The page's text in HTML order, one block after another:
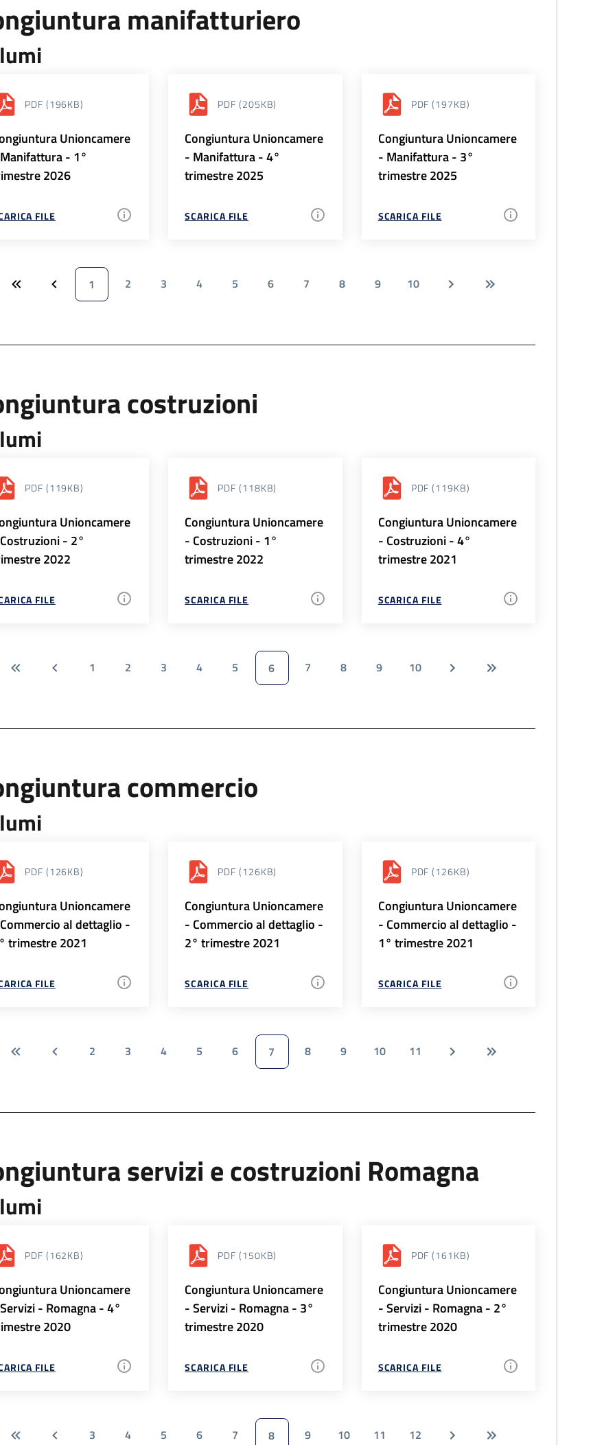
manifatturiero
PDF (196KB)
Unioncamere
- 1°
2026
FILE
PDF (205KB)
Congiuntura Unioncamere
- Manifattura - 4°
trimestre 2025
SCARICA FILE
PDF (197KB)
Congiuntura Unioncamere
- Manifattura - 3°
trimestre 2025
SCARICA FILE
1 2 3 4 5 6 7 8 9 10
costruzioni
PDF (119KB)
Unioncamere
- 2°
2022
FILE
PDF (118KB)
Congiuntura Unioncamere
- Costruzioni - 1°
trimestre 2022
SCARICA FILE
PDF (119KB)
Congiuntura Unioncamere
- Costruzioni - 4°
trimestre 2021
SCARICA FILE
1 2 3 4 5 6 7 8 9 10
commercio
PDF (126KB)
Unioncamere
al dettaglio -
trimestre 2021
FILE
PDF (126KB)
Congiuntura Unioncamere
- Commercio al dettaglio -
2° trimestre 2021
SCARICA FILE
PDF (126KB)
Congiuntura Unioncamere
- Commercio al dettaglio -
1° trimestre 2021
SCARICA FILE
2 3 4 5 6 7 8 9 10 11
servizi e costruzioni Romagna
PDF (162KB)
Unioncamere
- Romagna - 4°
2020
FILE
PDF (150KB)
Congiuntura Unioncamere
- Servizi - Romagna - 3°
trimestre 2020
SCARICA FILE
PDF (161KB)
Congiuntura Unioncamere
- Servizi - Romagna - 2°
trimestre 2020
SCARICA FILE
3 4 5 6 7 8 9 10 11 12